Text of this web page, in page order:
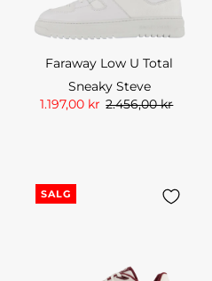
Faraway Low U Total
Sneaky Steve
1.197,00 kr 2.456,00 kr
SALG